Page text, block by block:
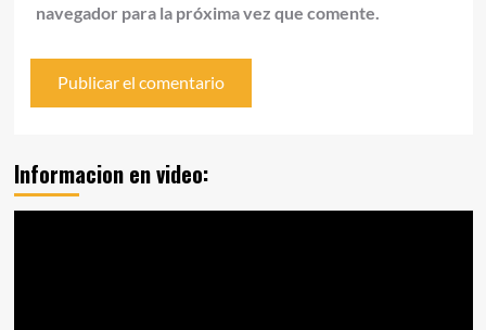
navegador para la próxima vez que comente.
Informacion en video: